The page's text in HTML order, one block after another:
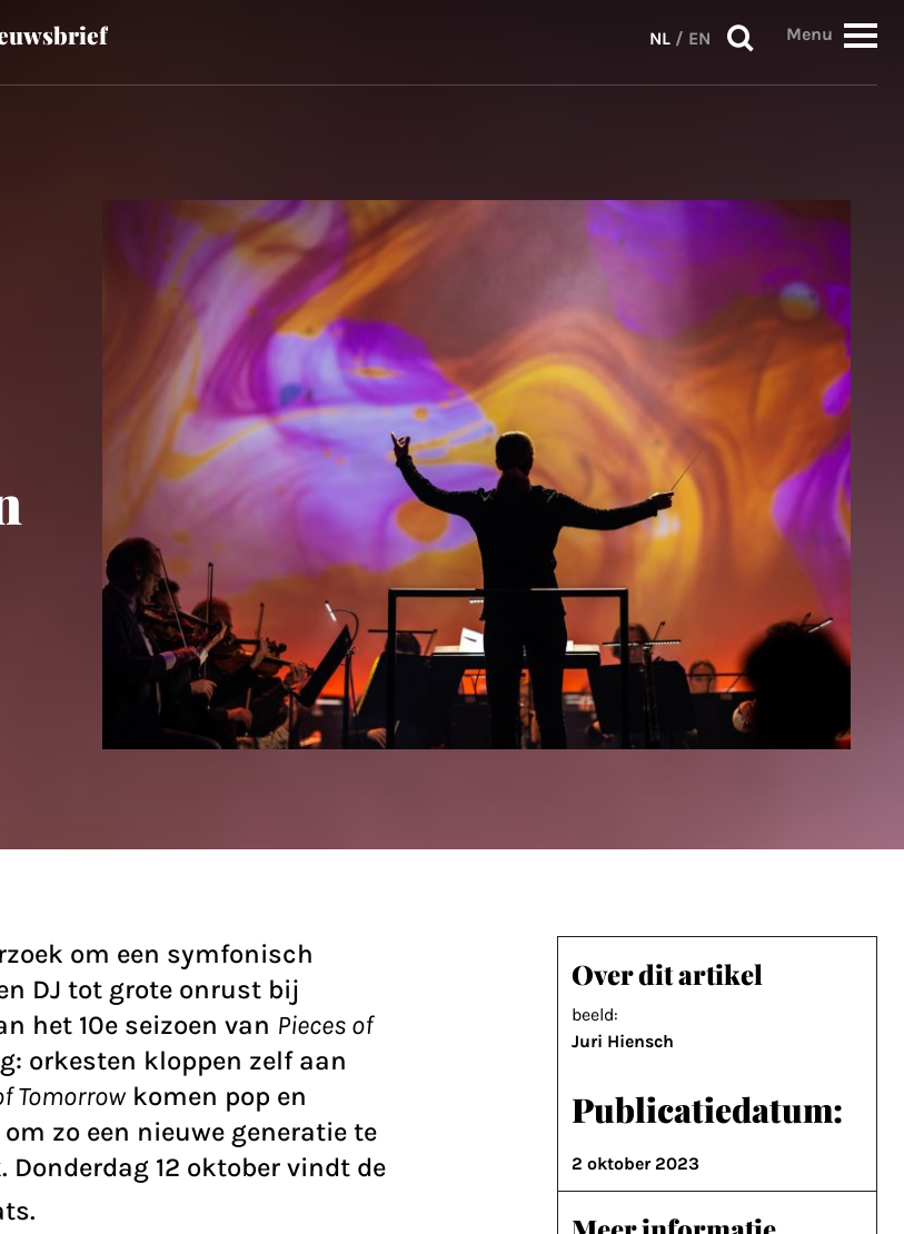
NL / EN Menu
om een symfonisch
DJ tot grote onrust bij
het 10e seizoen van Pieces of
orkesten kloppen zelf aan
Tomorrowkomen pop en
zo een nieuwe generatie te
12 oktober vindt de
Over dit artikel
beeld:
Juri Hiensch
Publicatiedatum:
2 oktober 2023